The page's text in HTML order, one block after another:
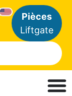
Pièces
Liftgate